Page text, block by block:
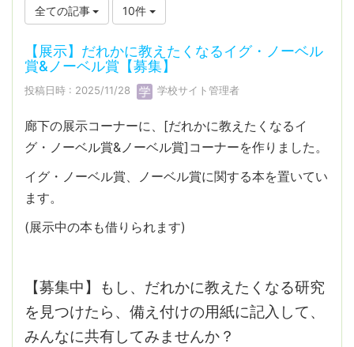
全ての記事 10件
【展示】だれかに教えたくなるイグ・ノーベル
賞&ノーベル賞【募集】
投稿日時 : 2025/11/28 学校サイト管理者
廊下の展示コーナーに、[だれかに教えたくなるイ
グ・ノーベル賞&ノーベル賞]コーナーを作りました。
イグ・ノーベル賞、ノーベル賞に関する本を置いてい
ます。
(展示中の本も借りられます)
【募集中】もし、だれかに教えたくなる研究
を見つけたら、備え付けの用紙に記入して、
みんなに共有してみませんか？